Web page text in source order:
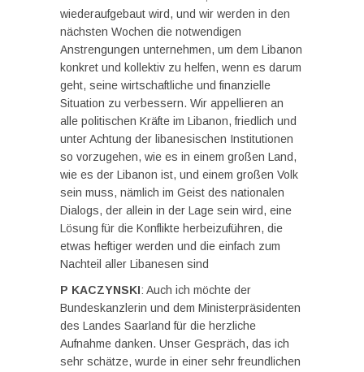
wiederaufgebaut wird, und wir werden in den
nächsten Wochen die notwendigen
Anstrengungen unternehmen, um dem Libanon
konkret und kollektiv zu helfen, wenn es darum
geht, seine wirtschaftliche und finanzielle
Situation zu verbessern. Wir appellieren an
alle politischen Kräfte im Libanon, friedlich und
unter Achtung der libanesischen Institutionen
so vorzugehen, wie es in einem großen Land,
wie es der Libanon ist, und einem großen Volk
sein muss, nämlich im Geist des nationalen
Dialogs, der allein in der Lage sein wird, eine
Lösung für die Konflikte herbeizuführen, die
etwas heftiger werden und die einfach zum
Nachteil aller Libanesen sind
P KACZYNSKI: Auch ich möchte der
Bundeskanzlerin und dem Ministerpräsidenten
des Landes Saarland für die herzliche
Aufnahme danken. Unser Gespräch, das ich
sehr schätze, wurde in einer sehr freundlichen